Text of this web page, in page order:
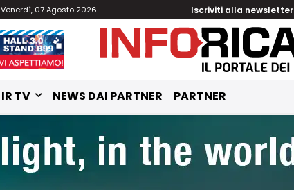
Venerdì, 07 Agosto 2026 Iscriviti alla newsletter
IR TV NEWS DAI PARTNER PARTNER